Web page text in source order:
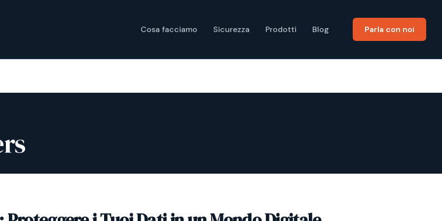
Cosa facciamo Sicurezza Prodotti Blog Parla con noi